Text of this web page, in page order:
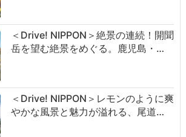
＜Drive! NIPPON＞絶景の連続！開聞
岳を望む絶景をめぐる。鹿児島・…
＜Drive! NIPPON＞レモンのように爽
やかな風景と魅力が溢れる、尾道…